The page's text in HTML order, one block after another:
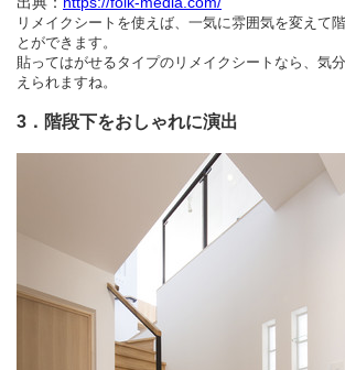
リメイクシートを使えば、一気に雰囲気を変えて
とができます。
貼ってはがせるタイプのリメイクシートなら、気
えられますね。
3．階段下をおしゃれに演出